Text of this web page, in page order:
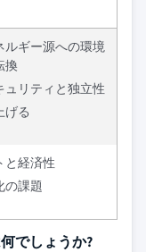
ルギー源への環境
換
ュリティと独立性
げる
と経済性
の課題
でしょうか?